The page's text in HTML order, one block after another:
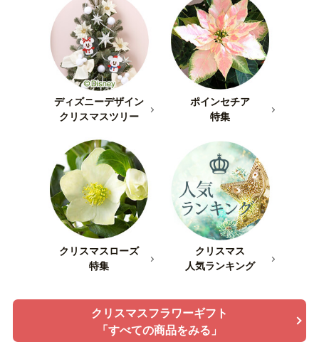
ディズニーデザイン
クリスマスツリー
ポインセチア
特集
クリスマスローズ
特集
クリスマス
人気ランキング
クリスマスフラワーギフト
「すべての商品をみる」